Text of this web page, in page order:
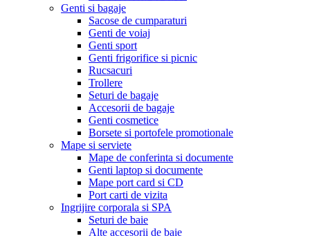
Genti si bagaje
Sacose de cumparaturi
Genti de voiaj
Genti sport
Genti frigorifice si picnic
Rucsacuri
Trollere
Seturi de bagaje
Accesorii de bagaje
Genti cosmetice
Borsete si portofele promotionale
Mape si serviete
Mape de conferinta si documente
Genti laptop si documente
Mape port card si CD
Port carti de vizita
Ingrijire corporala si SPA
Seturi de baie
Alte accesorii de baie